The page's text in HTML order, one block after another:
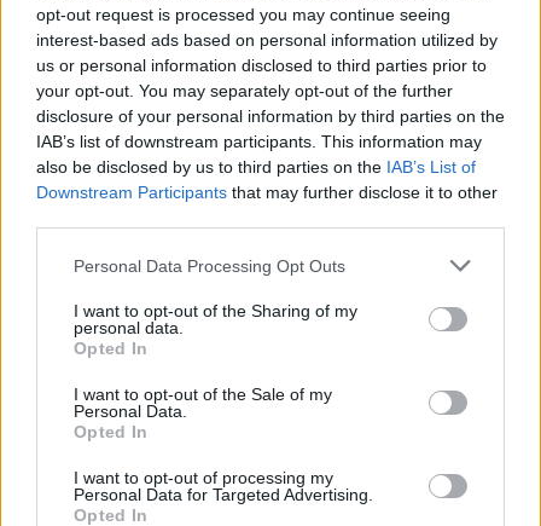
opt-out request is processed you may continue seeing
interest-based ads based on personal information utilized by
us or personal information disclosed to third parties prior to
your opt-out. You may separately opt-out of the further
disclosure of your personal information by third parties on the
IAB’s list of downstream participants. This information may
also be disclosed by us to third parties on the IAB’s List of
Downstream Participants that may further disclose it to other
Personal Data Processing Opt Outs
I want to opt-out of the Sharing of my
personal data.
Opted In
I want to opt-out of the Sale of my
Personal Data.
Opted In
I want to opt-out of processing my
Personal Data for Targeted Advertising.
Opted In